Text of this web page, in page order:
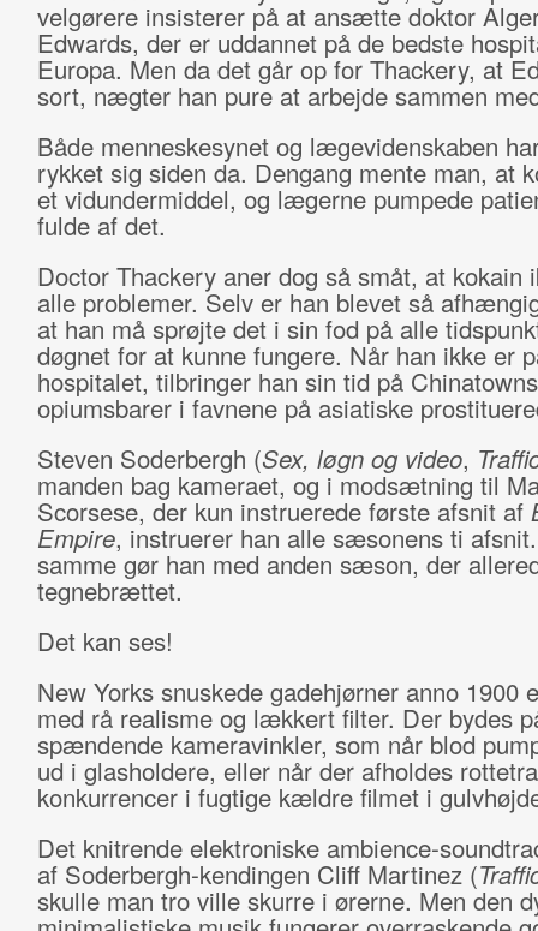
velgørere insisterer på at ansætte doktor
Edwards, der er uddannet på de bedste
Europa. Men da det går op for Thackery, at
sort, nægter han pure at arbejde sammen
Både menneskesynet og lægevidenskaben
rykket sig siden da. Dengang mente man, at
et vidundermiddel, og lægerne pumpede
fulde af det.
Doctor Thackery aner dog så småt, at kokain
alle problemer. Selv er han blevet så
at han må sprøjte det i sin fod på alle
døgnet for at kunne fungere. Når han ikke er
hospitalet, tilbringer han sin tid på Chinatowns
opiumsbarer i favnene på asiatiske
Steven Soderbergh (Sex, løgn og video,
manden bag kameraet, og i modsætning til
Scorsese, der kun instruerede første afsnit af
Empire, instruerer han alle sæsonens ti
samme gør han med anden sæson, der
tegnebrættet.
Det kan ses!
New Yorks snuskede gadehjørner anno 1900
med rå realisme og lækkert filter. Der bydes
spændende kameravinkler, som når blod
ud i glasholdere, eller når der afholdes
konkurrencer i fugtige kældre filmet i
Det knitrende elektroniske ambience-
af Soderbergh-kendingen Cliff Martinez (
skulle man tro ville skurre i ørerne. Men den